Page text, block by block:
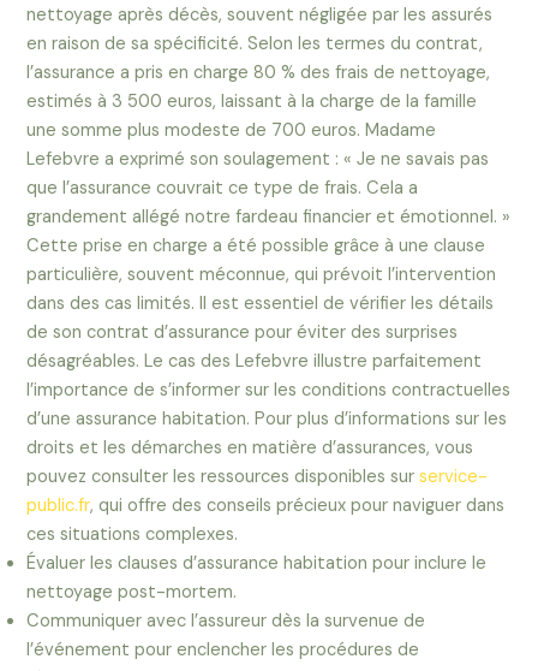
nettoyage après décès, souvent négligée par les assurés
en raison de sa spécificité. Selon les termes du contrat,
l’assurance a pris en charge 80 % des frais de nettoyage,
estimés à 3 500 euros, laissant à la charge de la famille
une somme plus modeste de 700 euros. Madame
Lefebvre a exprimé son soulagement : « Je ne savais pas
que l’assurance couvrait ce type de frais. Cela a
grandement allégé notre fardeau financier et émotionnel. »
Cette prise en charge a été possible grâce à une clause
particulière, souvent méconnue, qui prévoit l’intervention
dans des cas limités. Il est essentiel de vérifier les détails
de son contrat d’assurance pour éviter des surprises
désagréables. Le cas des Lefebvre illustre parfaitement
l’importance de s’informer sur les conditions contractuelles
d’une assurance habitation. Pour plus d’informations sur les
droits et les démarches en matière d’assurances, vous
pouvez consulter les ressources disponibles surservice-
public.fr, qui offre des conseils précieux pour naviguer dans
ces situations complexes.
Évaluer les clauses d’assurance habitation pour inclure le
nettoyage post-mortem.
Communiquer avec l’assureur dès la survenue de
l’événement pour enclencher les procédures de